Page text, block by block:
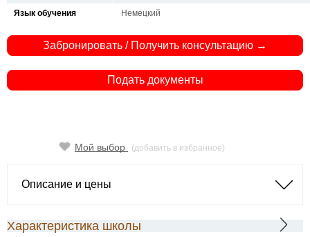
Язык обучения
Немецкий
Забронировать / Получить консультацию →
Подать документы
Мой выбор (добавить в избранное)
Описание и цены
Характеристика школы